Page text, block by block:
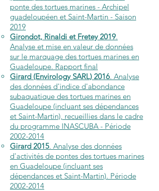
ponte des tortues marines - Archipel
guadeloupéen et Saint-Martin - Saison
2019
Girondot, Rinaldi et Fretey 2019.
Analyse et mise en valeur de données
sur le marquage des tortues marines en
Guadeloupe. Rapport final
Girard (Envirology SARL) 2016. Analyse
des données d'indice d'abondance
subaquatique des tortues marines en
Guadeloupe (incluant ses dépendances
et Saint-Martin), recueillies dans le cadre
du programme INASCUBA - Période
2002-2014
Girard 2015. Analyse des données
d'activités de pontes des tortues marines
en Guadeloupe (incluant ses
dépendances et Saint-Martin). Période
2002-2014